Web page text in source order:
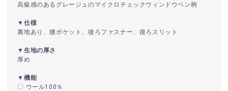
高級感のあるグレージュのマイクロチェックウィンドウペン柄
▼仕様
裏地あり、腰ポケット、後ろファスナー、後ろスリット
▼生地の厚さ
厚め
▼機能
〇 ウール100％